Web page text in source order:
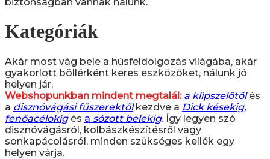
Kategóriák
Akár most vág bele a húsfeldolgozás világába, akár
gyakorlott böllérként keres eszközöket, nálunk jó
helyen jár.
Webshopunkban mindent megtalál: a klipszelőtőlés
a disznóvágási fűszerektőlkezdve a Dick késekig,
fenőacélokigés a sózott belekig. Így legyen szó
disznóvágásról, kolbászkészítésről vagy
sonkapácolásról, minden szükséges kellék egy
helyen várja.